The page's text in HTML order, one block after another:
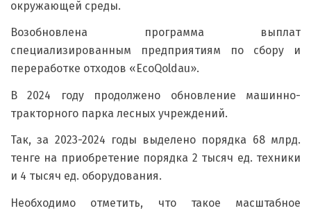
окружающей среды.
Возобновлена программа выплат
специализированным предприятиям по сбору и
переработке отходов «EcoQoldau».
В 2024 году продолжено обновление машинно-
тракторного парка лесных учреждений.
Так, за 2023-2024 годы выделено порядка 68 млрд.
тенге на приобретение порядка 2 тысяч ед. техники
и 4 тысяч ед. оборудования.
Необходимо отметить, что такое масштабное